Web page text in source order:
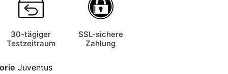
30-tägiger
Testzeitraum
SSL-sichere
Zahlung
Juventus